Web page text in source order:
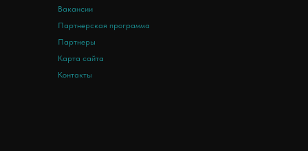
Вакансии
Партнерская программа
Партнеры
Карта сайта
Контакты